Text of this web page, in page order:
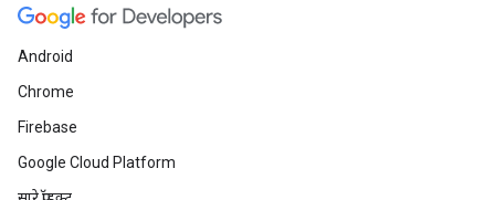
Android
Chrome
Firebase
Google Cloud Platform